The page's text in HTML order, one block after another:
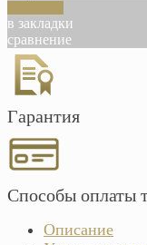
в закладки
сравнение
Гарантия
Способы оплаты
Описание